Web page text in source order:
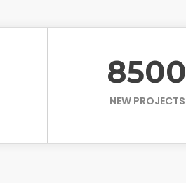
8500
NEW PROJECTS